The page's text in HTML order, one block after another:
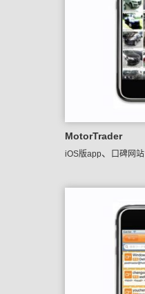
MotorTrader
iOS版app、 口碑网站